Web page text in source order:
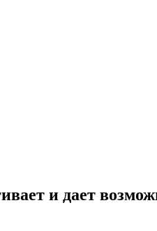
и дает